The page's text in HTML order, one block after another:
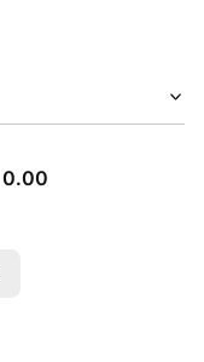
0.00